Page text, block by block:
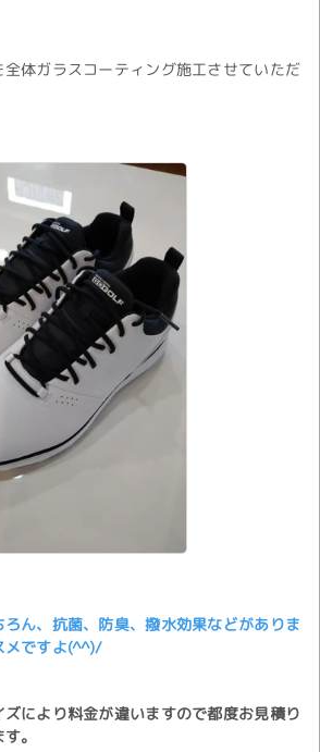
体ガラスコーティング施工させていただ
ん、抗菌、防臭、撥水効果などがありま
メですよ(^^)/
により料金が違いますので都度お見積り
。